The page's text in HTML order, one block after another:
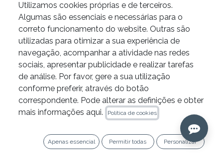
inventário no nosso armazém, pelo que
serão efetuados enviosdurante essas datas.
As encomendas realizadas nesses diasserão
enviadas a partir de 13 de agosto. Pedimos
desculpa pelo incómodo e agradecemos a sua
compreensão.
Utilizamos cookies próprias e de terceiros.
Algumas são essenciais e necessárias para o
correto funcionamento do website. Outras são
utilizadas para otimizar a sua experiência de
navegação, acompanhar a atividade nas redes
sociais, apresentar publicidade e realizar tarefas
de análise. Por favor, gere a sua utilização
conforme preferir, através do botão
correspondente. Pode alterar as definições e obter
mais informações aqui.
Política de cookies
Apenas essencial Permitir todas Personalizar